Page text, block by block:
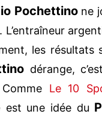
Pochettinone
L’entraîneur
les
dérange,
Le 10
est une idée du